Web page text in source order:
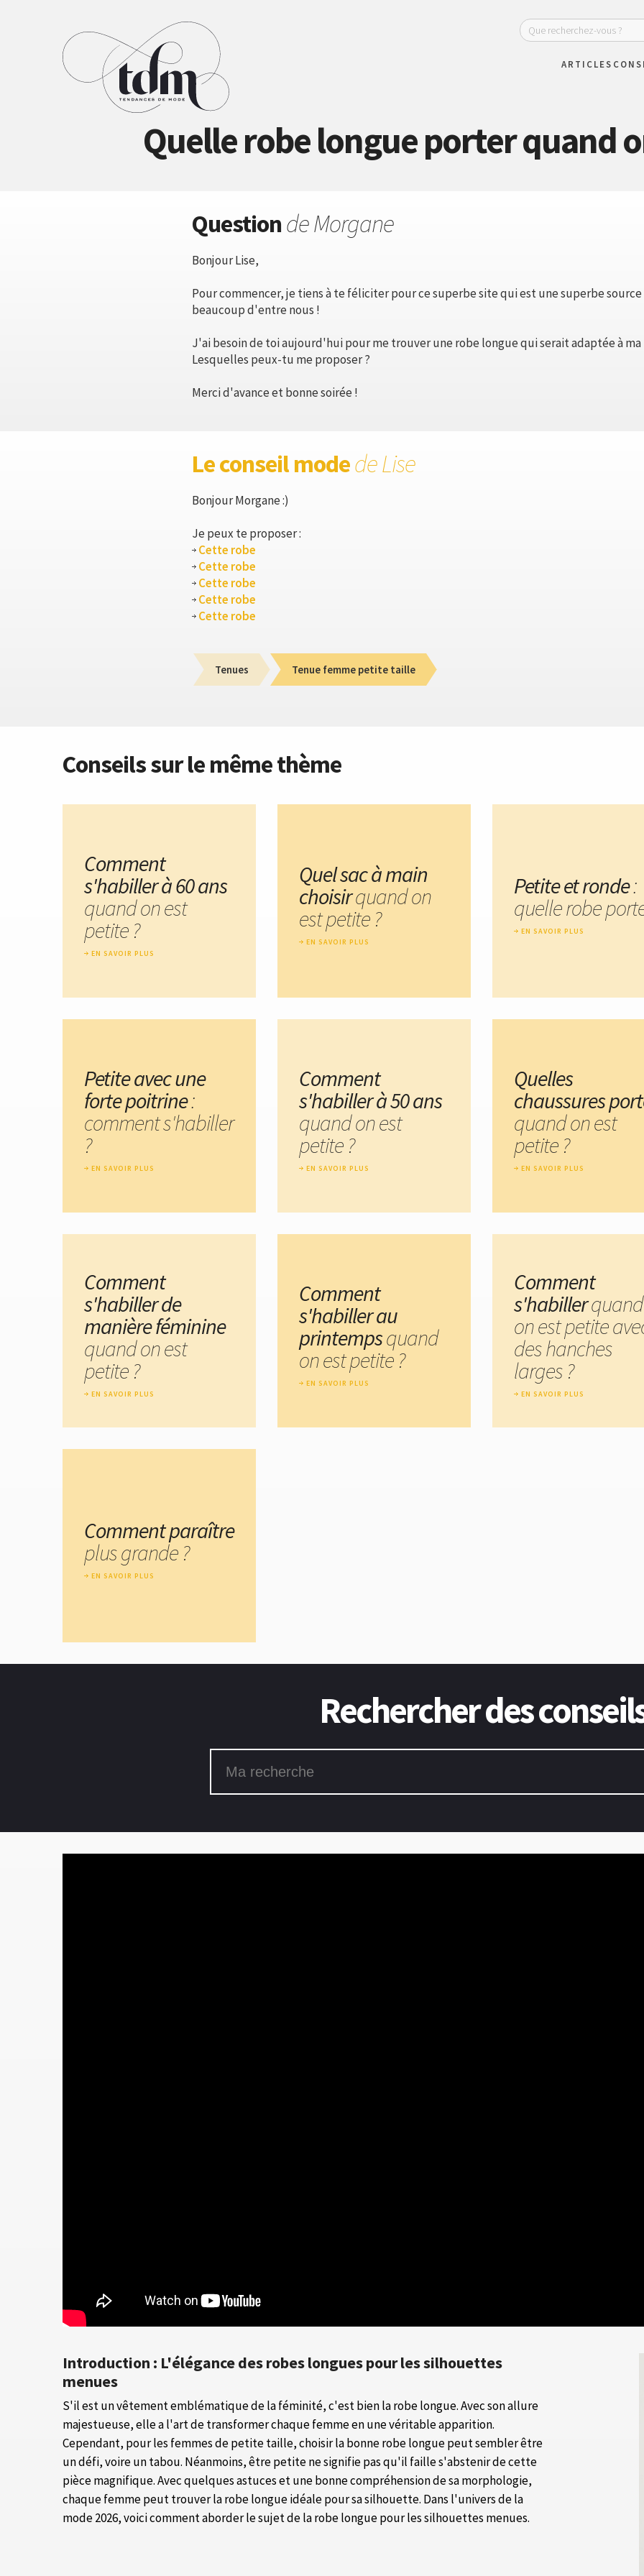
ARTICLES
Quelle robe longue porter quand
Questionde Morgane
Bonjour Lise,
Pour commencer, je tiens à te féliciter pour ce superbe site qui est une superbe
beaucoup d'entre nous !
J'ai besoin de toi aujourd'hui pour me trouver une robe longue qui serait adaptée à
Lesquelles peux-tu me proposer ?
Merci d'avance et bonne soirée !
Le conseil modede Lise
Bonjour Morgane :)
Je peux te proposer :
Cette robe
Cette robe
Cette robe
Cette robe
Cette robe
Tenues Tenue femme petite taille
Introduction : L'élégance des robes longues pour les silhouettes
menues
S'il est un vêtement emblématique de la féminité, c'est bien la robe longue. Avec son allure
majestueuse, elle a l'art de transformer chaque femme en une véritable apparition.
Cependant, pour les femmes de petite taille, choisir la bonne robe longue peut sembler être
un défi, voire un tabou. Néanmoins, être petite ne signifie pas qu'il faille s'abstenir de cette
pièce magnifique. Avec quelques astuces et une bonne compréhension de sa morphologie,
chaque femme peut trouver la robe longue idéale pour sa silhouette. Dans l'univers de la
mode 2026, voici comment aborder le sujet de la robe longue pour les silhouettes menues.
Conseils sur le même thème
Comment
s'habiller à 60 ans
quand on est
petite ?
EN SAVOIR PLUS
Quel sac à main
choisirquand on
est petite ?
EN SAVOIR PLUS
Petite et ronde:
quelle robe
EN SAVOIR PLUS
Petite avec une
forte poitrine:
comment s'habiller
?
EN SAVOIR PLUS
Comment
s'habiller à 50 ans
quand on est
petite ?
EN SAVOIR PLUS
Quelles
chaussures
quand on est
petite ?
EN SAVOIR PLUS
Comment
s'habiller de
manière féminine
quand on est
petite ?
EN SAVOIR PLUS
Comment
s'habiller au
printempsquand
on est petite ?
EN SAVOIR PLUS
Comment
s'habillerquand
on est petite
des hanches
larges ?
EN SAVOIR PLUS
Comment paraître
plus grande ?
EN SAVOIR PLUS
Rechercher des